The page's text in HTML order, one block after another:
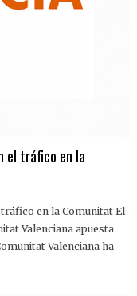
el tráfico en la
en la Comunitat El
Valenciana apuesta
Valenciana ha